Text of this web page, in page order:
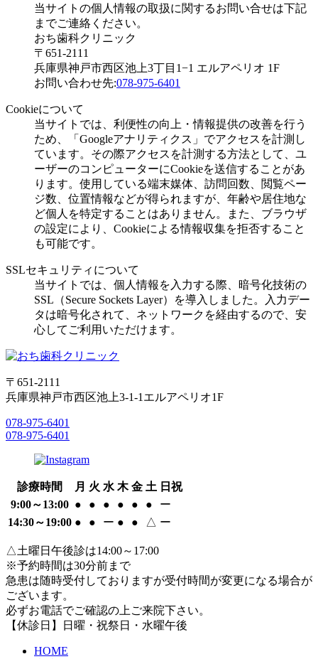
当サイトの個人情報の取扱に関するお問い合せは下記
までご連絡ください。
おち歯科クリニック
〒651-2111
兵庫県神戸市西区池上3丁目1−1 エルアペリオ 1F
お問い合わせ先:078-975-6401
Cookieについて
当サイトでは、利便性の向上・情報提供の改善を行う
ため、「Googleアナリティクス」でアクセスを計測し
ています。その際アクセスを計測する方法として、ユ
ーザーのコンピューターにCookieを送信することがあ
ります。使用している端末媒体、訪問回数、閲覧ペー
ジ数、位置情報などが得られますが、年齢や居住地な
ど個人を特定することはありません。また、ブラウザ
の設定により、Cookieによる情報収集を拒否すること
も可能です。
SSLセキュリティについて
当サイトでは、個人情報を入力する際、暗号化技術の
SSL（Secure Sockets Layer）を導入しました。入力デー
タは暗号化されて、ネットワークを経由するので、安
心してご利用いただけます。
〒651-2111
兵庫県神戸市西区池上3-1-1エルアペリオ1F
078-975-6401
078-975-6401
診療時間 月 火 水 木 金 土 日祝
9:00～13:00 ● ● ● ● ● ●
ー
14:30～19:00 ● ● ー ● ● △ ー
△土曜日午後診は14:00～17:00
※予約時間は30分前まで
急患は随時受付しておりますが受付時間が変更になる場合が
ございます。
必ずお電話でご確認の上ご来院下さい。
【休診日】日曜・祝祭日・水曜午後
HOME